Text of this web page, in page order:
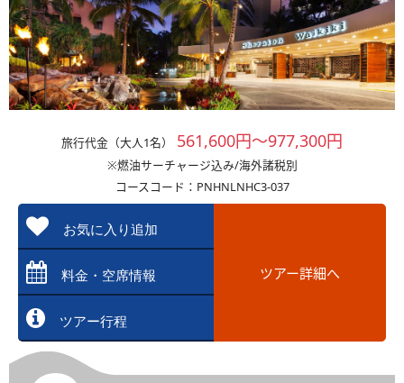
旅行代金（大人1名） 561,600円～977,300円
※燃油サーチャージ込み/海外諸税別
コースコード：PNHNLNHC3-037
お気に入り追加
料金・空席情報
ツアー行程
ツアー詳細へ